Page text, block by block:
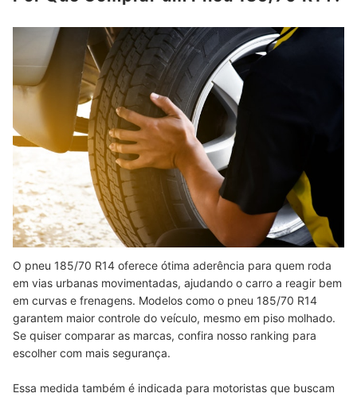
O pneu 185/70 R14 oferece ótima aderência para quem roda
em vias urbanas movimentadas, ajudando o carro a reagir bem
em curvas e frenagens. Modelos como o pneu 185/70 R14
garantem maior controle do veículo, mesmo em piso molhado.
Se quiser comparar as marcas, confira nosso ranking para
escolher com mais segurança.
Essa medida também é indicada para motoristas que buscam